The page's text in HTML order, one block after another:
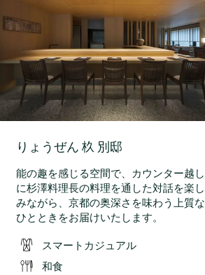
りょうぜん 杦 別邸
能の趣を感じる空間で、カウンター越し
に杉澤料理長の料理を通した対話を楽し
みながら、京都の奥深さを味わう上質な
ひとときをお届けいたします。
スマートカジュアル
和食